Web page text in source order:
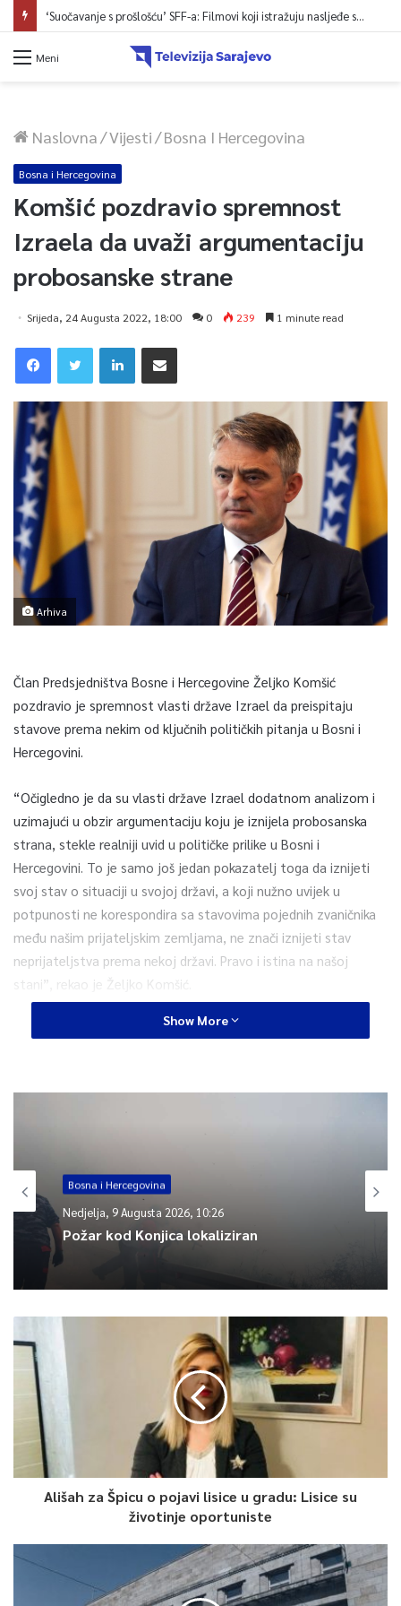
‘Suočavanje s prošlošću’ SFF-a: Filmovi koji istražuju nasljeđe sukoba i mogućnosti otpora
Meni
Naslovna/Vijesti/Bosna I Hercegovina
Bosna i Hercegovina
Komšić pozdravio spremnost
Izraela da uvaži argumentaciju
probosanske strane
Srijeda, 24 Augusta 2022, 18:00 0 239 1 minute read
Arhiva
Član Predsjedništva Bosne i Hercegovine Željko Komšić
pozdravio je spremnost vlasti države Izrael da preispitaju
stavove prema nekim od ključnih političkih pitanja u Bosni i
Hercegovini.
“Očigledno je da su vlasti države Izrael dodatnom analizom i
uzimajući u obzir argumentaciju koju je iznijela probosanska
strana, stekle realniji uvid u političke prilike u Bosni i
Hercegovini. To je samo još jedan pokazatelj toga da iznijeti
svoj stav o situaciji u svojoj državi, a koji nužno uvijek u
potpunosti ne korespondira sa stavovima pojednih zvaničnika
među našim prijateljskim zemljama, ne znači iznijeti stav
neprijateljstva prema nekoj državi. Pravo i istina na našoj
stani”, rekao je Željko Komšić.
Podsjećanja radi, premijer Izraela Yair Lapid ukorio je
Article Rating
Show More
Bosna i Hercegovina
Nedjelja, 9 Augusta 2026, 10:26
Požar kod Konjica lokaliziran
Ališah za Špicu o pojavi lisice u gradu: Lisice su
životinje oportuniste